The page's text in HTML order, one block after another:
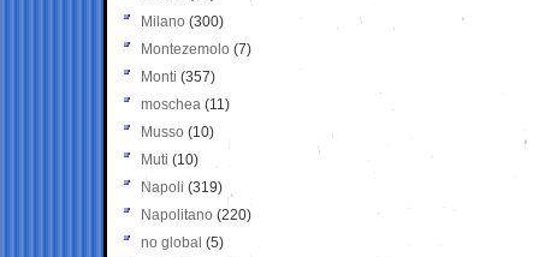
Milano (300)
Montezemolo (7)
Monti (357)
moschea (11)
Musso (10)
Muti (10)
Napoli (319)
Napolitano (220)
no global (5)